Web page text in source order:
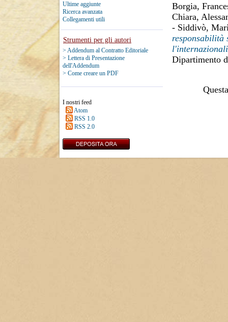
Ultime aggiunte
Ricerca avanzata
Collegamenti utili
Strumenti per gli autori
> Addendum al Contratto Editoriale
> Lettera di Presentazione
dell'Addendum
> Come creare un PDF
I nostri feed
Atom
RSS 1.0
RSS 2.0
Borgia,
Chiara,
- Siddivò,
responsabilità
Dipartimento